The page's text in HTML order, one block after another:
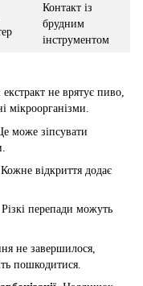
Контакт із
брудним
інструментом
не врятує пиво,
мікроорганізми.
може зіпсувати
Кожне відкриття додає
Різкі перепади можуть
не завершилося,
пошкодитися.